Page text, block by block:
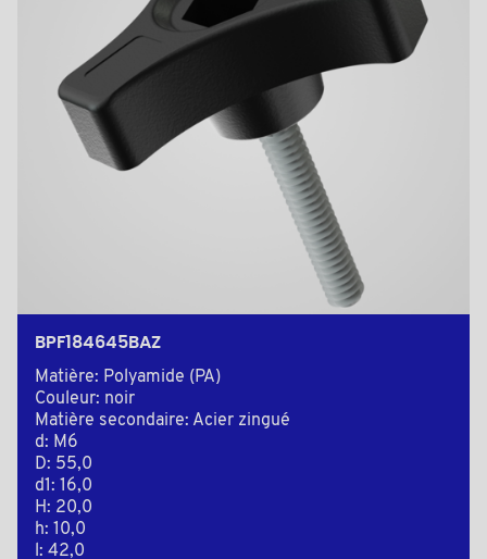
BPF184645BAZ
Matière: Polyamide (PA)
Couleur: noir
Matière secondaire: Acier zingué
d: M6
D: 55,0
d1: 16,0
H: 20,0
h: 10,0
l: 42,0